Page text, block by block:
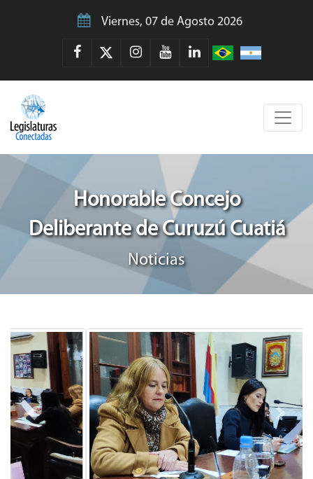
Viernes, 07 de Agosto 2026
Honorable Concejo
Deliberante de Curuzú Cuatiá
Noticias
Previous Next